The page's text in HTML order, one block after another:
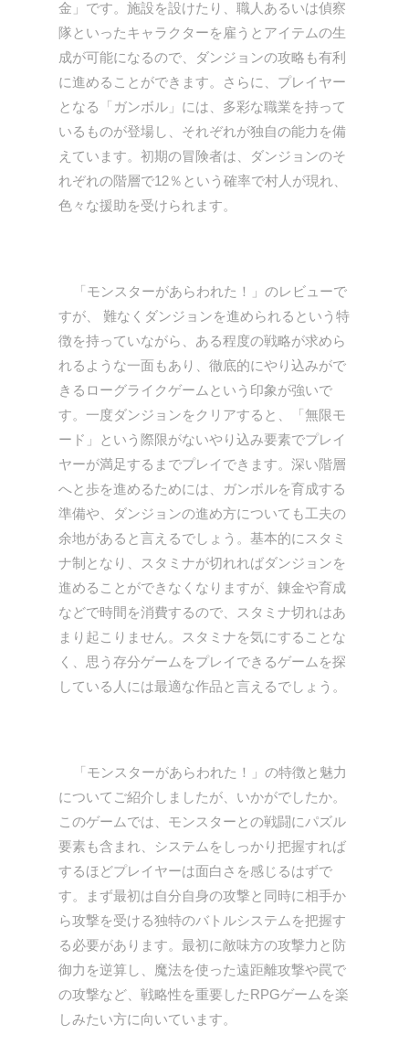
金」です。施設を設けたり、職人あるいは偵察
隊といったキャラクターを雇うとアイテムの生
成が可能になるので、ダンジョンの攻略も有利
に進めることができます。さらに、プレイヤー
となる「ガンボル」には、多彩な職業を持って
いるものが登場し、それぞれが独自の能力を備
えています。初期の冒険者は、ダンジョンのそ
れぞれの階層で12％という確率で村人が現れ、
色々な援助を受けられます。
「モンスターがあらわれた！」のレビューで
すが、 難なくダンジョンを進められるという特
徴を持っていながら、ある程度の戦略が求めら
れるような一面もあり、徹底的にやり込みがで
きるローグライクゲームという印象が強いで
す。一度ダンジョンをクリアすると、「無限モ
ード」という際限がないやり込み要素でプレイ
ヤーが満足するまでプレイできます。深い階層
へと歩を進めるためには、ガンボルを育成する
準備や、ダンジョンの進め方についても工夫の
余地があると言えるでしょう。基本的にスタミ
ナ制となり、スタミナが切れればダンジョンを
進めることができなくなりますが、錬金や育成
などで時間を消費するので、スタミナ切れはあ
まり起こりません。スタミナを気にすることな
く、思う存分ゲームをプレイできるゲームを探
している人には最適な作品と言えるでしょう。
「モンスターがあらわれた！」の特徴と魅力
についてご紹介しましたが、いかがでしたか。
このゲームでは、モンスターとの戦闘にパズル
要素も含まれ、システムをしっかり把握すれば
するほどプレイヤーは面白さを感じるはずで
す。まず最初は自分自身の攻撃と同時に相手か
ら攻撃を受ける独特のバトルシステムを把握す
る必要があります。最初に敵味方の攻撃力と防
御力を逆算し、魔法を使った遠距離攻撃や罠で
の攻撃など、戦略性を重要したRPGゲームを楽
しみたい方に向いています。